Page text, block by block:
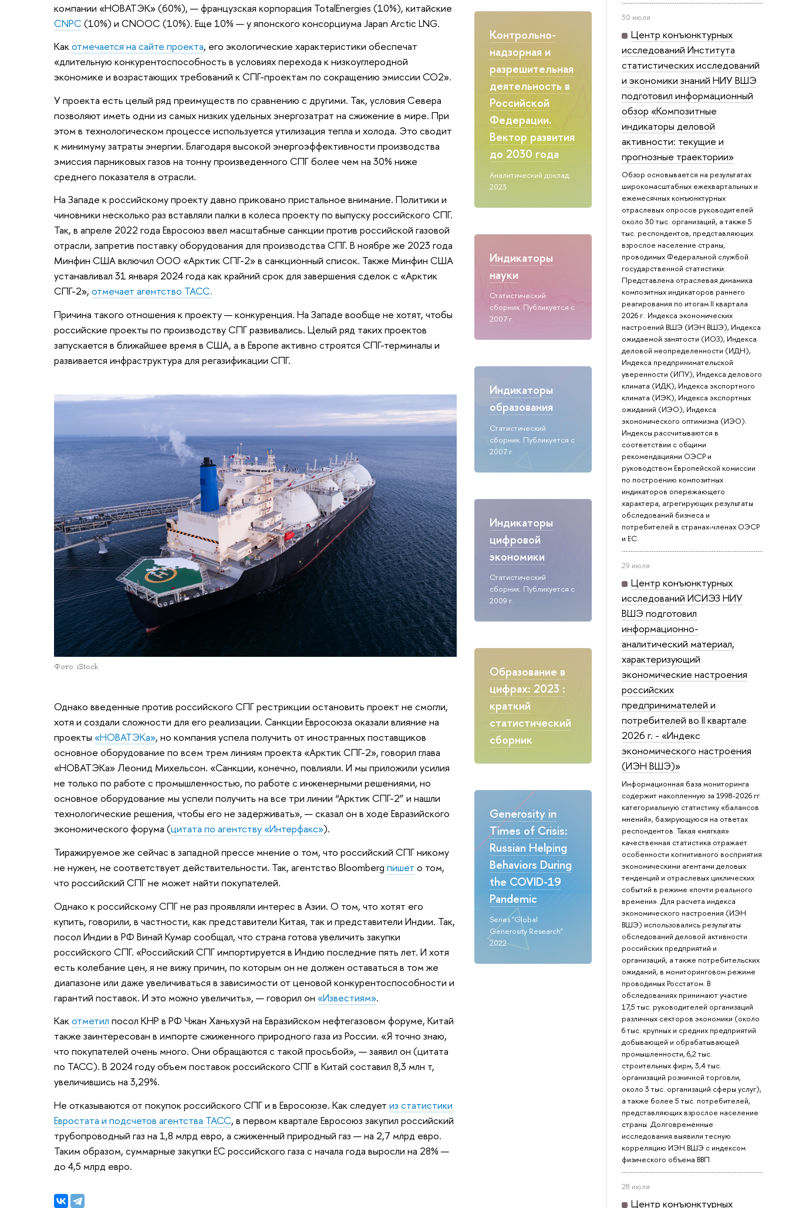
Контрольно-
надзорная и
разрешительная
деятельность в
Российской
Федерации.
Вектор развития
до 2030 года
Аналитический доклад.
2023
Индикаторы
науки
Статистический
сборник. Публикуется с
2007 г.
Индикаторы
образования
Статистический
сборник. Публикуется с
2007 г.
Индикаторы
цифровой
экономики
Статистический
сборник. Публикуется с
2009 г.
Образование в
цифрах: 2023 :
краткий
статистический
сборник
Generosity in
Times of Crisis:
Russian Helping
Behaviors During
the COVID-19
Pandemic
Series "Global
Generosity Research".
2022
30 июля
Центр конъюнктурных
исследований Института
статистических исследований
и экономики знаний НИУ ВШЭ
подготовил информационный
обзор «Композитные
индикаторы деловой
активности: текущие и
прогнозные траектории»
Обзор основывается на результатах
широкомасштабных ежеквартальных и
ежемесячных конъюнктурных
отраслевых опросов руководителей
около 30 тыс. организаций, а также 5
тыс. респондентов, представляющих
взрослое население страны,
проводимых Федеральной службой
государственной статистики.
Представлена отраслевая динамика
композитных индикаторов раннего
реагирования по итогам II квартала
2026 г.: Индекса экономических
настроений ВШЭ (ИЭН ВШЭ), Индекса
ожидаемой занятости (ИОЗ), Индекса
деловой неопределенности (ИДН),
Индекса предпринимательской
уверенности (ИПУ), Индекса делового
климата (ИДК), Индекса экспортного
климата (ИЭК), Индекса экспортных
ожиданий (ИЭО), Индекса
экономического оптимизма (ИЭО).
Индексы рассчитываются в
соответствии с общими
рекомендациями ОЭСР и
руководством Европейской комиссии
по построению композитных
индикаторов опережающего
характера, агрегирующих результаты
обследований бизнеса и
потребителей в странах-членах ОЭСР
и ЕС.
29 июля
Центр конъюнктурных
исследований ИСИЭЗ НИУ
ВШЭ подготовил
информационно-
аналитический материал,
характеризующий
экономические настроения
российских
предпринимателей и
потребителей во II квартале
2026 г. - «Индекс
экономического настроения
(ИЭН ВШЭ)»
Информационная база мониторинга
содержит накопленную за 1998-2026 гг.
категориальную статистику «балансов
мнений», базирующуюся на ответах
респондентов. Такая «мягкая»
качественная статистика отражает
особенности когнитивного восприятия
экономическими агентами деловых
тенденций и отраслевых циклических
событий в режиме «почти реального
времени». Для расчета индекса
экономического настроения (ИЭН
ВШЭ) использовались результаты
обследований деловой активности
российских предприятий и
организаций, а также потребительских
ожиданий, в мониторинговом режиме
проводимых Росстатом. В
обследованиях принимают участие
17,5 тыс. руководителей организаций
различных секторов экономики (около
6 тыс. крупных и средних предприятий
добывающей и обрабатывающей
промышленности, 6,2 тыс.
строительных фирм, 3,4 тыс.
организаций розничной торговли,
около 3 тыс. организаций сферы услуг),
а также более 5 тыс. потребителей,
представляющих взрослое население
страны. Долговременные
исследования выявили тесную
корреляцию ИЭН ВШЭ с индексом
физического объема ВВП.
28 июля
Центр конъюнктурных
компании «НОВАТЭК» (60%), — французская корпорация TotalEnergies (10%), китайские
CNPC (10%) и CNOOC (10%). Еще 10% — у японского консорциума Japan Arctic LNG.
Какотмечается на сайте проекта, его экологические характеристики обеспечат
«длительную конкурентоспособность в условиях перехода к низкоуглеродной
экономике и возрастающих требований к СПГ-проектам по сокращению эмиссии СО2».
У проекта есть целый ряд преимуществ по сравнению с другими. Так, условия Севера
позволяют иметь одни из самых низких удельных энергозатрат на сжижение в мире. При
этом в технологическом процессе используется утилизация тепла и холода. Это сводит
к минимуму затраты энергии. Благодаря высокой энергоэффективности производства
эмиссия парниковых газов на тонну произведенного СПГ более чем на 30% ниже
среднего показателя в отрасли.
На Западе к российскому проекту давно приковано пристальное внимание. Политики и
чиновники несколько раз вставляли палки в колеса проекту по выпуску российского СПГ.
Так, в апреле 2022 года Евросоюз ввел масштабные санкции против российской газовой
отрасли, запретив поставку оборудования для производства СПГ. В ноябре же 2023 года
Минфин США включил ООО «Арктик СПГ-2» в санкционный список. Также Минфин США
устанавливал 31 января 2024 года как крайний срок для завершения сделок с «Арктик
СПГ-2», отмечает агентство ТАСС.
Причина такого отношения к проекту — конкуренция. На Западе вообще не хотят, чтобы
российские проекты по производству СПГ развивались. Целый ряд таких проектов
запускается в ближайшее время в США, а в Европе активно строятся СПГ-терминалы и
развивается инфраструктура для регазификации СПГ.
Фото: iStock
Однако введенные против российского СПГ рестрикции остановить проект не смогли,
хотя и создали сложности для его реализации. Санкции Евросоюза оказали влияние на
проекты «НОВАТЭКа», но компания успела получить от иностранных поставщиков
основное оборудование по всем трем линиям проекта «Арктик СПГ-2», говорил глава
«НОВАТЭКа» Леонид Михельсон. «Санкции, конечно, повлияли. И мы приложили усилия
не только по работе с промышленностью, по работе с инженерными решениями, но
основное оборудование мы успели получить на все три линии “Арктик СПГ-2” и нашли
технологические решения, чтобы его не задерживать», — сказал он в ходе Евразийского
экономического форума (цитата по агентству «Интерфакс»).
Тиражируемое же сейчас в западной прессе мнение о том, что российский СПГ никому
не нужен, не соответствует действительности. Так, агентство Bloomberg пишет о том,
что российский СПГ не может найти покупателей.
Однако к российскому СПГ не раз проявляли интерес в Азии. О том, что хотят его
купить, говорили, в частности, как представители Китая, так и представители Индии. Так,
посол Индии в РФ Винай Кумар сообщал, что страна готова увеличить закупки
российского СПГ. «Российский СПГ импортируется в Индию последние пять лет. И хотя
есть колебание цен, я не вижу причин, по которым он не должен оставаться в том же
диапазоне или даже увеличиваться в зависимости от ценовой конкурентоспособности и
гарантий поставок. И это можно увеличить», — говорил он «Известиям».
Какотметил посол КНР в РФ Чжан Ханьхуэй на Евразийском нефтегазовом форуме, Китай
также заинтересован в импорте сжиженного природного газа из России. «Я точно знаю,
что покупателей очень много. Они обращаются с такой просьбой», — заявил он (цитата
по ТАСС). В 2024 году объем поставок российского СПГ в Китай составил 8,3 млн т,
увеличившись на 3,29%.
Не отказываются от покупок российского СПГ и в Евросоюзе. Как следует из статистики
Евростата и подсчетов агентства ТАСС, в первом квартале Евросоюз закупил российский
трубопроводный газ на 1,8 млрд евро, а сжиженный природный газ — на 2,7 млрд евро.
Таким образом, суммарные закупки ЕС российского газа с начала года выросли на 28% —
до 4,5 млрд евро.